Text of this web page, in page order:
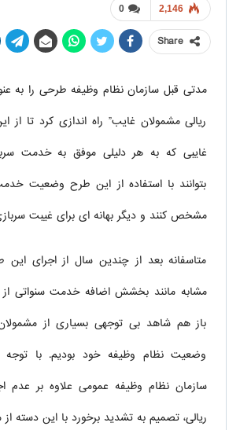
0 2,146
Share
مدتی قبل سازمان نظام وظیفه طرحی را به
ریالی مشمولان غایب” راه اندازی کرد تا از
غایبی که به هر دلیلی موفق به خدمت
بتوانند با استفاده از این طرح وضعیت
مشخص کنند و دیگر بهانه ای برای غیبت
متاسفانه بعد از چندین سال از اجرای
مشابه مانند بخشش اضافه خدمت سنواتی
باز هم شاهد بی توجهی بسیاری از
وضعیت نظام وظیفه خود بودیم. با
سازمان نظام وظیفه عمومی علاوه بر عدم
ریالی، تصمیم به تشدید برخورد با این دسته